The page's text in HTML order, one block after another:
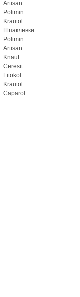
Artisan
Polimin
Krautol
Шпаклевки
Polimin
Artisan
Knauf
Ceresit
Litokol
Krautol
Caparol